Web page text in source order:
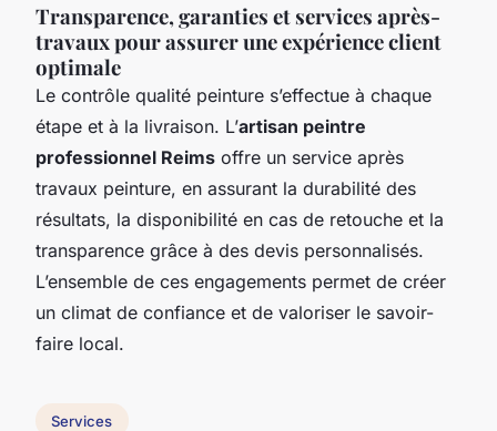
Transparence, garanties et services après-
travaux pour assurer une expérience client
optimale
Le contrôle qualité peinture s’effectue à chaque
étape et à la livraison. L’artisan peintre
professionnel Reims offre un service après
travaux peinture, en assurant la durabilité des
résultats, la disponibilité en cas de retouche et la
transparence grâce à des devis personnalisés.
L’ensemble de ces engagements permet de créer
un climat de confiance et de valoriser le savoir-
faire local.
Services